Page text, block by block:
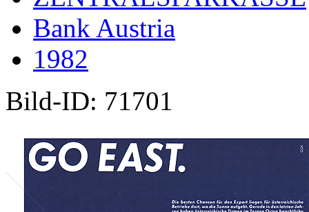
Bank Austria
1982
Bild-ID: 71701